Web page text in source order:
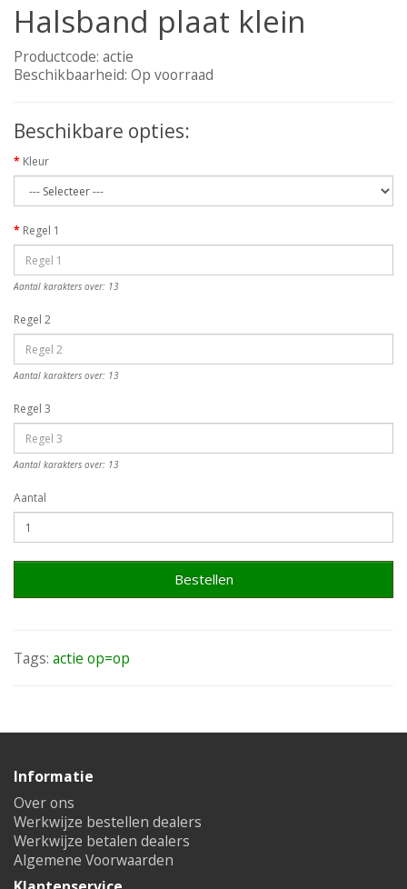
Halsband plaat klein
Productcode: actie
Beschikbaarheid: Op voorraad
Beschikbare opties:
Kleur
Regel 1
Aantal karakters over: 13
Regel 2
Aantal karakters over: 13
Regel 3
Aantal karakters over: 13
Aantal
Bestellen
Tags: actie op=op
Informatie
Over ons
Werkwijze bestellen dealers
Werkwijze betalen dealers
Algemene Voorwaarden